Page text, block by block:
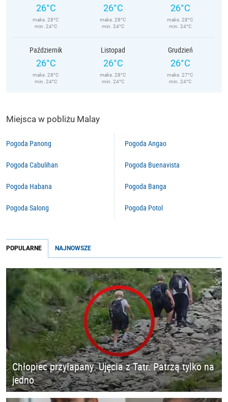
26°C
maks. 28°C
min. 24°C
26°C
maks. 28°C
min. 24°C
26°C
maks. 28°C
min. 24°C
Październik
26°C
maks. 28°C
min. 24°C
Listopad
26°C
maks. 28°C
min. 24°C
Grudzień
26°C
maks. 27°C
min. 24°C
Miejsca w pobliżu Malay
Pogoda Panong
Pogoda Cabulihan
Pogoda Habana
Pogoda Salong
Pogoda Angao
Pogoda Buenavista
Pogoda Banga
Pogoda Potol
POPULARNE NAJNOWSZE
Chłopiec przyłapany. Ujęcia z Tatr. Patrzą tylko na
jedno